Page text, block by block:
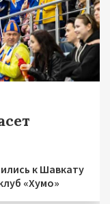
к Шавкату
«Хумо»